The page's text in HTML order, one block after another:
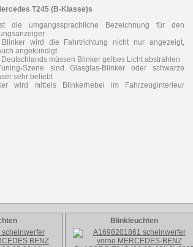
T245 (B-Klasse)s
die umgangssprachliche Bezeichnung für den
wird die Fahrtrichtung nicht nur angezeigt,
angekündigt
müssen Blinker gelbes Licht abstrahlen
Szene sind Glasglas-Blinker oder schwarze
sehr beliebt
wird mittels Blinkerhebel im Fahrzeuginterieur
Blinkleuchten